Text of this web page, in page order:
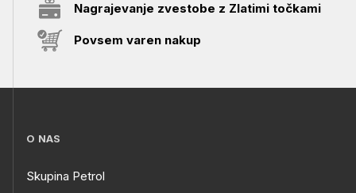
Nagrajevanje zvestobe z Zlatimi točkami
Povsem varen nakup
O NAS
Skupina Petrol